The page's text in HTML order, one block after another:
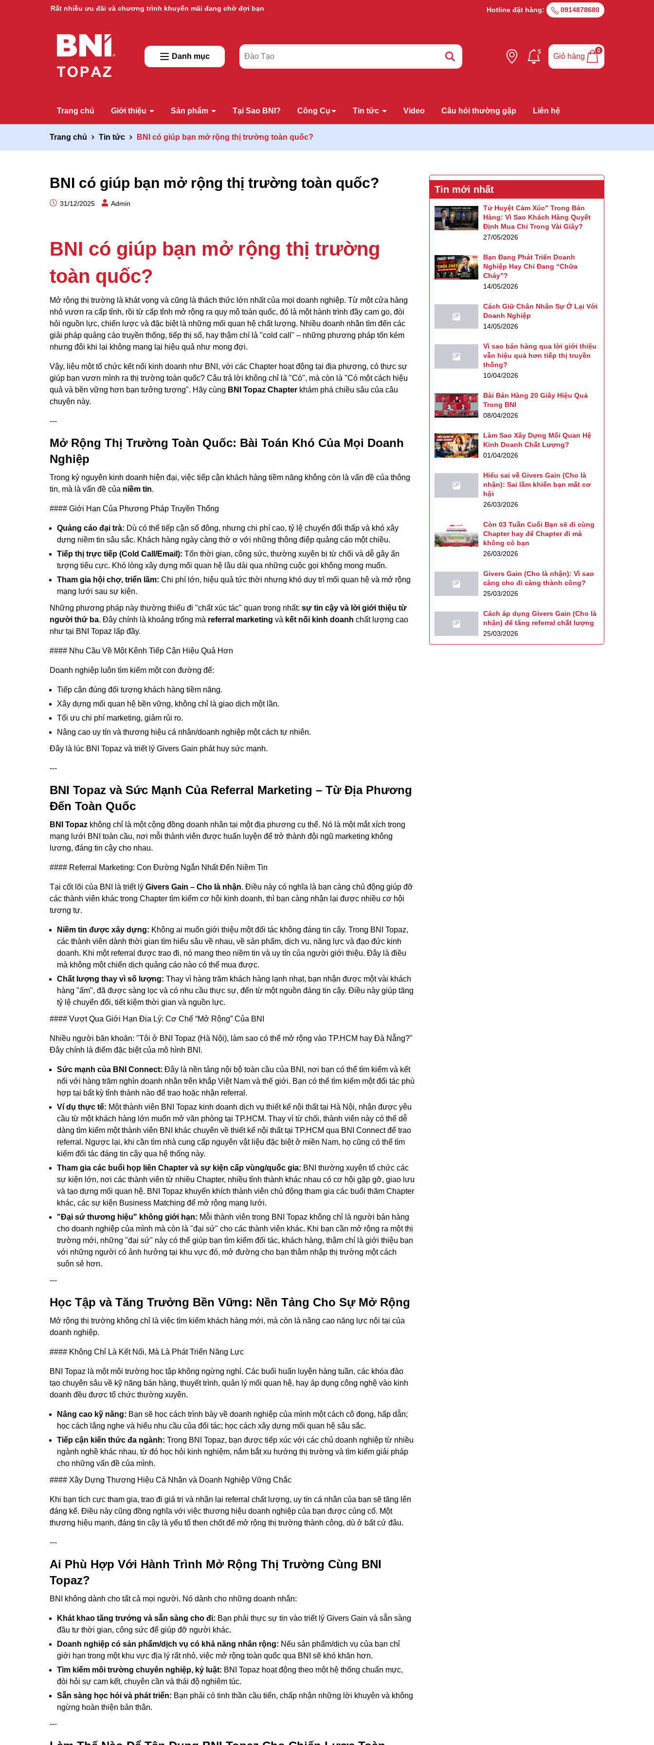
Rất nhiều ưu đãi và chương trình khuyến mãi đang chờ đợi bạn
Ưu đãi lớn dành cho thành viên mới Hotline đặt hàng: 0914878680
Danh mục
5
Giỏ hàng
0
Trang chủ Giới thiệu Sản phẩm Tại Sao BNI? Công Cụ Tin tức Video Câu hỏi thường gặp Liên hệ
Trang chủ Tin tức BNI có giúp bạn mở rộng thị trường toàn quốc?
BNI có giúp bạn mở rộng thị trường toàn quốc?
31/12/2025 Admin
BNI có giúp bạn mở rộng thị trường
toàn quốc?
Mở rộng thị trường là khát vọng và cũng là thách thức lớn nhất của mọi doanh nghiệp. Từ một cửa hàng
nhỏ vươn ra cấp tỉnh, rồi từ cấp tỉnh mở rộng ra quy mô toàn quốc, đó là một hành trình đầy cam go, đòi
hỏi nguồn lực, chiến lược và đặc biệt là những mối quan hệ chất lượng. Nhiều doanh nhân tìm đến các
giải pháp quảng cáo truyền thống, tiếp thị số, hay thậm chí là "cold call" – những phương pháp tốn kém
nhưng đôi khi lại không mang lại hiệu quả như mong đợi.
Vậy, liệu một tổ chức kết nối kinh doanh như BNI, với các Chapter hoạt động tại địa phương, có thực sự
giúp bạn vươn mình ra thị trường toàn quốc? Câu trả lời không chỉ là "Có", mà còn là "Có một cách hiệu
quả và bền vững hơn bạn tưởng tượng". Hãy cùng BNI Topaz Chapter khám phá chiều sâu của câu
chuyện này.
---
Mở Rộng Thị Trường Toàn Quốc: Bài Toán Khó Của Mọi Doanh
Nghiệp
Trong kỷ nguyên kinh doanh hiện đại, việc tiếp cận khách hàng tiềm năng không còn là vấn đề của thông
tin, mà là vấn đề của niềm tin.
#### Giới Hạn Của Phương Pháp Truyền Thống
Quảng cáo đại trà: Dù có thể tiếp cận số đông, nhưng chi phí cao, tỷ lệ chuyển đổi thấp và khó xây
dựng niềm tin sâu sắc. Khách hàng ngày càng thờ ơ với những thông điệp quảng cáo một chiều.
Tiếp thị trực tiếp (Cold Call/Email): Tốn thời gian, công sức, thường xuyên bị từ chối và dễ gây ấn
tượng tiêu cực. Khó lòng xây dựng mối quan hệ lâu dài qua những cuộc gọi không mong muốn.
Tham gia hội chợ, triển lãm: Chi phí lớn, hiệu quả tức thời nhưng khó duy trì mối quan hệ và mở rộng
mạng lưới sau sự kiện.
Những phương pháp này thường thiếu đi "chất xúc tác" quan trọng nhất: sự tin cậy và lời giới thiệu từ
người thứ ba. Đây chính là khoảng trống mà referral marketing và kết nối kinh doanh chất lượng cao
như tại BNI Topaz lấp đầy.
#### Nhu Cầu Về Một Kênh Tiếp Cận Hiệu Quả Hơn
Doanh nghiệp luôn tìm kiếm một con đường để:
Tiếp cận đúng đối tượng khách hàng tiềm năng.
Xây dựng mối quan hệ bền vững, không chỉ là giao dịch một lần.
Tối ưu chi phí marketing, giảm rủi ro.
Nâng cao uy tín và thương hiệu cá nhân/doanh nghiệp một cách tự nhiên.
Đây là lúc BNI Topaz và triết lý Givers Gain phát huy sức mạnh.
---
BNI Topaz và Sức Mạnh Của Referral Marketing – Từ Địa Phương
Đến Toàn Quốc
BNI Topaz không chỉ là một cộng đồng doanh nhân tại một địa phương cụ thể. Nó là một mắt xích trong
mạng lưới BNI toàn cầu, nơi mỗi thành viên được huấn luyện để trở thành đội ngũ marketing không
lương, đáng tin cậy cho nhau.
#### Referral Marketing: Con Đường Ngắn Nhất Đến Niềm Tin
Tại cốt lõi của BNI là triết lý Givers Gain – Cho là nhận. Điều này có nghĩa là bạn càng chủ động giúp đỡ
các thành viên khác trong Chapter tìm kiếm cơ hội kinh doanh, thì bạn càng nhận lại được nhiều cơ hội
tương tự.
Niềm tin được xây dựng: Không ai muốn giới thiệu một đối tác không đáng tin cậy. Trong BNI Topaz,
các thành viên dành thời gian tìm hiểu sâu về nhau, về sản phẩm, dịch vụ, năng lực và đạo đức kinh
doanh. Khi một referral được trao đi, nó mang theo niềm tin và uy tín của người giới thiệu. Đây là điều
mà không một chiến dịch quảng cáo nào có thể mua được.
Chất lượng thay vì số lượng: Thay vì hàng trăm khách hàng lạnh nhạt, bạn nhận được một vài khách
hàng "ấm", đã được sàng lọc và có nhu cầu thực sự, đến từ một nguồn đáng tin cậy. Điều này giúp tăng
tỷ lệ chuyển đổi, tiết kiệm thời gian và nguồn lực.
#### Vượt Qua Giới Hạn Địa Lý: Cơ Chế “Mở Rộng” Của BNI
Nhiều người băn khoăn: "Tôi ở BNI Topaz (Hà Nội), làm sao có thể mở rộng vào TP.HCM hay Đà Nẵng?"
Đây chính là điểm đặc biệt của mô hình BNI.
Sức mạnh của BNI Connect: Đây là nền tảng nội bộ toàn cầu của BNI, nơi bạn có thể tìm kiếm và kết
nối với hàng trăm nghìn doanh nhân trên khắp Việt Nam và thế giới. Bạn có thể tìm kiếm một đối tác phù
hợp tại bất kỳ tỉnh thành nào để trao hoặc nhận referral.
Ví dụ thực tế: Một thành viên BNI Topaz kinh doanh dịch vụ thiết kế nội thất tại Hà Nội, nhận được yêu
cầu từ một khách hàng lớn muốn mở văn phòng tại TP.HCM. Thay vì từ chối, thành viên này có thể dễ
dàng tìm kiếm một thành viên BNI khác chuyên về thiết kế nội thất tại TP.HCM qua BNI Connect để trao
referral. Ngược lại, khi cần tìm nhà cung cấp nguyên vật liệu đặc biệt ở miền Nam, họ cũng có thể tìm
kiếm đối tác đáng tin cậy qua hệ thống này.
Tham gia các buổi họp liên Chapter và sự kiện cấp vùng/quốc gia: BNI thường xuyên tổ chức các
sự kiện lớn, nơi các thành viên từ nhiều Chapter, nhiều tỉnh thành khác nhau có cơ hội gặp gỡ, giao lưu
và tạo dựng mối quan hệ. BNI Topaz khuyến khích thành viên chủ động tham gia các buổi thăm Chapter
khác, các sự kiện Business Matching để mở rộng mạng lưới.
"Đại sứ thương hiệu" không giới hạn: Mỗi thành viên trong BNI Topaz không chỉ là người bán hàng
cho doanh nghiệp của mình mà còn là "đại sứ" cho các thành viên khác. Khi bạn cần mở rộng ra một thị
trường mới, những "đại sứ" này có thể giúp bạn tìm kiếm đối tác, khách hàng, thậm chí là giới thiệu bạn
với những người có ảnh hưởng tại khu vực đó, mở đường cho bạn thâm nhập thị trường một cách
suôn sẻ hơn.
---
Học Tập và Tăng Trưởng Bền Vững: Nền Tảng Cho Sự Mở Rộng
Mở rộng thị trường không chỉ là việc tìm kiếm khách hàng mới, mà còn là nâng cao năng lực nội tại của
doanh nghiệp.
#### Không Chỉ Là Kết Nối, Mà Là Phát Triển Năng Lực
BNI Topaz là một môi trường học tập không ngừng nghỉ. Các buổi huấn luyện hàng tuần, các khóa đào
tạo chuyên sâu về kỹ năng bán hàng, thuyết trình, quản lý mối quan hệ, hay áp dụng công nghệ vào kinh
doanh đều được tổ chức thường xuyên.
Nâng cao kỹ năng: Bạn sẽ học cách trình bày về doanh nghiệp của mình một cách cô đọng, hấp dẫn;
học cách lắng nghe và hiểu nhu cầu của đối tác; học cách xây dựng mối quan hệ sâu sắc.
Tiếp cận kiến thức đa ngành: Trong BNI Topaz, bạn được tiếp xúc với các chủ doanh nghiệp từ nhiều
ngành nghề khác nhau, từ đó học hỏi kinh nghiệm, nắm bắt xu hướng thị trường và tìm kiếm giải pháp
cho những vấn đề của mình.
#### Xây Dựng Thương Hiệu Cá Nhân và Doanh Nghiệp Vững Chắc
Khi bạn tích cực tham gia, trao đi giá trị và nhận lại referral chất lượng, uy tín cá nhân của bạn sẽ tăng lên
đáng kể. Điều này cũng đồng nghĩa với việc thương hiệu doanh nghiệp của bạn được củng cố. Một
thương hiệu mạnh, đáng tin cậy là yếu tố then chốt để mở rộng thị trường thành công, dù ở bất cứ đâu.
---
Ai Phù Hợp Với Hành Trình Mở Rộng Thị Trường Cùng BNI
Topaz?
BNI không dành cho tất cả mọi người. Nó dành cho những doanh nhân:
Khát khao tăng trưởng và sẵn sàng cho đi: Bạn phải thực sự tin vào triết lý Givers Gain và sẵn sàng
đầu tư thời gian, công sức để giúp đỡ người khác.
Doanh nghiệp có sản phẩm/dịch vụ có khả năng nhân rộng: Nếu sản phẩm/dịch vụ của bạn chỉ
giới hạn trong một khu vực địa lý rất nhỏ, việc mở rộng toàn quốc qua BNI sẽ khó khăn hơn.
Tìm kiếm môi trường chuyên nghiệp, kỷ luật: BNI Topaz hoạt động theo một hệ thống chuẩn mực,
đòi hỏi sự cam kết, chuyên cần và thái độ nghiêm túc.
Sẵn sàng học hỏi và phát triển: Bạn phải có tinh thần cầu tiến, chấp nhận những lời khuyên và không
ngừng hoàn thiện bản thân.
---
Tin mới nhất
Tử Huyệt Cảm Xúc” Trong Bán
Hàng: Vì Sao Khách Hàng Quyết
Định Mua Chỉ Trong Vài Giây?
27/05/2026
Bạn Đang Phát Triển Doanh
Nghiệp Hay Chỉ Đang “Chữa
Cháy”?
14/05/2026
Cách Giữ Chân Nhân Sự Ở Lại Với
Doanh Nghiệp
14/05/2026
Vì sao bán hàng qua lời giới thiệu
vẫn hiệu quả hơn tiếp thị truyền
thống?
10/04/2026
Bài Bán Hàng 20 Giây Hiệu Quả
Trong BNI
08/04/2026
Làm Sao Xây Dựng Mối Quan Hệ
Kinh Doanh Chất Lượng?
01/04/2026
Hiểu sai về Givers Gain (Cho là
nhận): Sai lầm khiến bạn mất cơ
hội
26/03/2026
Còn 03 Tuần Cuối Bạn sẽ đi cùng
Chapter hay để Chapter đi mà
không có bạn
26/03/2026
Givers Gain (Cho là nhận): Vì sao
càng cho đi càng thành công?
25/03/2026
Cách áp dụng Givers Gain (Cho là
nhận) để tăng referral chất lượng
25/03/2026